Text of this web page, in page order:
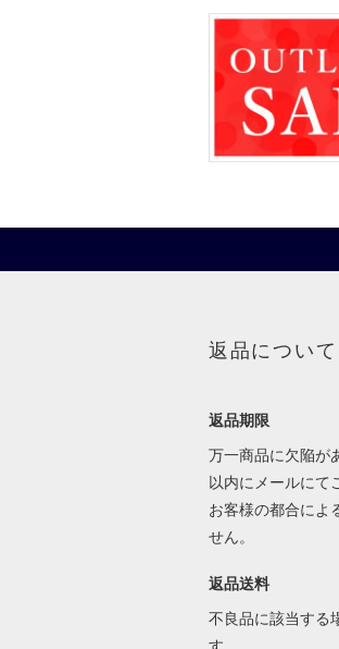
返品について
返品期限
万一商品に欠陥が
以内にメールにて
お客様の都合によ
せん。
返品送料
不良品に該当する